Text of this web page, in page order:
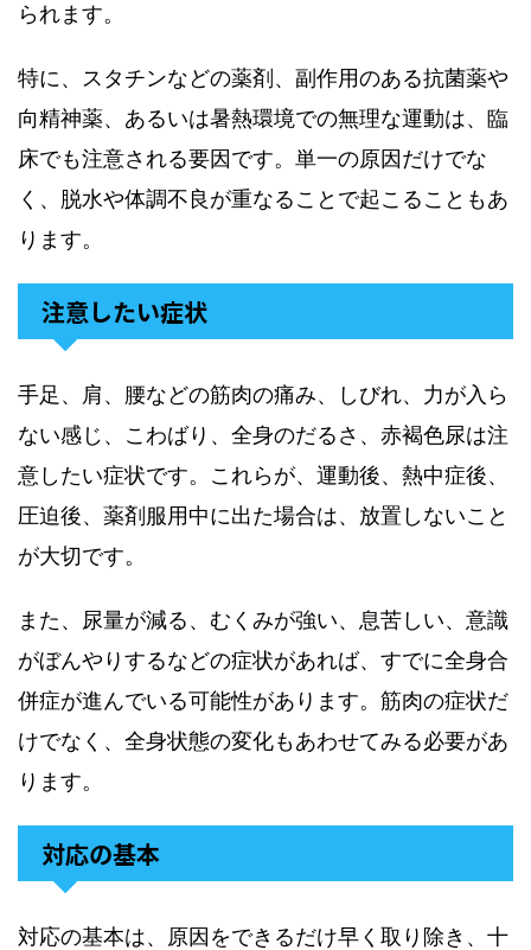
られます。
特に、スタチンなどの薬剤、副作用のある抗菌薬や
向精神薬、あるいは暑熱環境での無理な運動は、臨
床でも注意される要因です。単一の原因だけでな
く、脱水や体調不良が重なることで起こることもあ
ります。
注意したい症状
手足、肩、腰などの筋肉の痛み、しびれ、力が入ら
ない感じ、こわばり、全身のだるさ、赤褐色尿は注
意したい症状です。これらが、運動後、熱中症後、
圧迫後、薬剤服用中に出た場合は、放置しないこと
が大切です。
また、尿量が減る、むくみが強い、息苦しい、意識
がぼんやりするなどの症状があれば、すでに全身合
併症が進んでいる可能性があります。筋肉の症状だ
けでなく、全身状態の変化もあわせてみる必要があ
ります。
対応の基本
対応の基本は、原因をできるだけ早く取り除き、十